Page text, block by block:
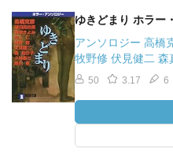
ゆきどまり ホラー
アンソロジー 高橋
牧野修 伏見健二
50 3.17 6